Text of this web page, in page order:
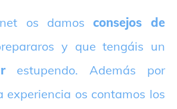
os damos consejos de
y que tengáis un
estupendo. Además por
experiencia os contamos los